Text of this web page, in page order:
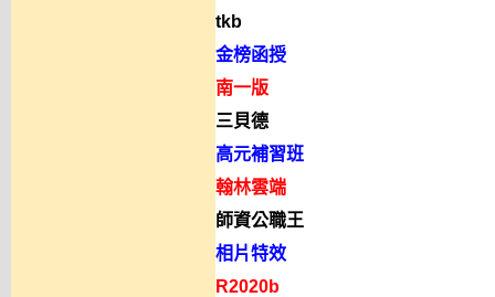
tkb
金榜函授
南一版
三貝德
高元補習班
翰林雲端
師資公職王
相片特效
R2020b